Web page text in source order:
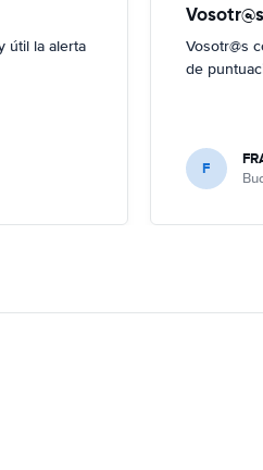
útil la alerta
Vosotr@s
de
F